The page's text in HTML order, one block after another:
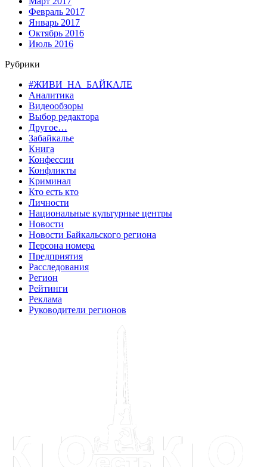
Февраль 2017
Январь 2017
Октябрь 2016
Июль 2016
Рубрики
#ЖИВИ_НА_БАЙКАЛЕ
Аналитика
Видеообзоры
Выбор редактора
Другое…
Забайкалье
Книга
Конфессии
Конфликты
Криминал
Кто есть кто
Личности
Национальные культурные центры
Новости
Новости Байкальского региона
Персона номера
Предприятия
Расследования
Регион
Рейтинги
Реклама
Руководители регионов